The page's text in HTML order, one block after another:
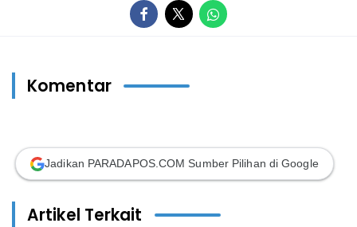
Komentar
Jadikan PARADAPOS.COM Sumber Pilihan di Google
Artikel Terkait